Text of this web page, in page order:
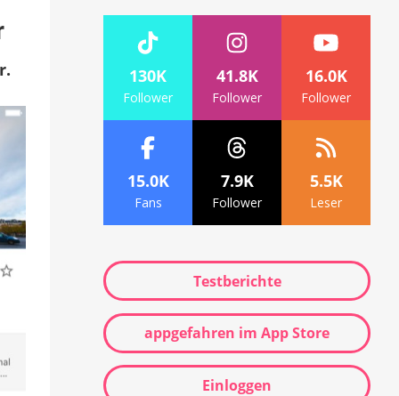
130K
Follower
41.8K
Follower
16.0K
Follower
15.0K
Fans
7.9K
Follower
5.5K
Leser
Testberichte
appgefahren im App Store
Einloggen